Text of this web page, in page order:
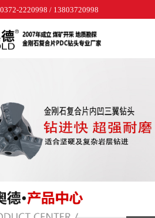
2220998 / 13803720998